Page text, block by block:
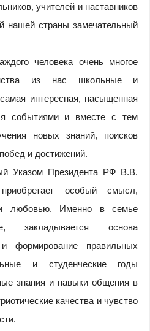
учителей и наставников
нашей страны замечательный
человека очень многое
из нас школьные и
интересная, насыщенная
событиями и вместе с тем
новых знаний, поисков
и достижений.
Указом Президента РФ В.В.
особый смысл,
и любовью. Именно в семье
закладывается основа
формирование правильных
и студенческие годы
знания и навыки общения в
качества и чувство